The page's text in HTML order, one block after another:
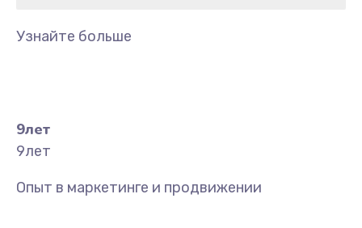
Узнайте больше
9лет
9лет
Опыт в маркетинге и продвижении